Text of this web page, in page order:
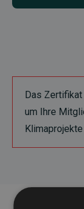
Das
um Ihre